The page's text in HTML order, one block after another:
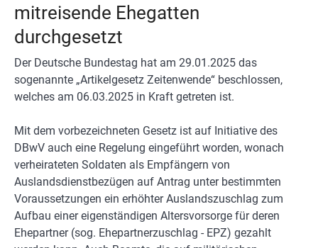
mitreisende Ehegatten
durchgesetzt
Der Deutsche Bundestag hat am 29.01.2025 das
sogenannte „Artikelgesetz Zeitenwende“ beschlossen,
welches am 06.03.2025 in Kraft getreten ist.
Mit dem vorbezeichneten Gesetz ist auf Initiative des
DBwV auch eine Regelung eingeführt worden, wonach
verheirateten Soldaten als Empfängern von
Auslandsdienstbezügen auf Antrag unter bestimmten
Voraussetzungen ein erhöhter Auslandszuschlag zum
Aufbau einer eigenständigen Altersvorsorge für deren
Ehepartner (sog. Ehepartnerzuschlag - EPZ) gezahlt